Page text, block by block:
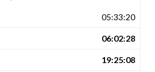
05:33:20
06:02:28
19:25:08